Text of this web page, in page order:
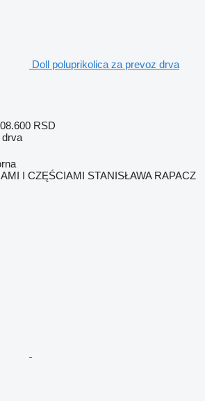
Doll poluprikolica za prevoz drva
RSD
drva
I CZĘŚCIAMI STANISŁAWA RAPACZ